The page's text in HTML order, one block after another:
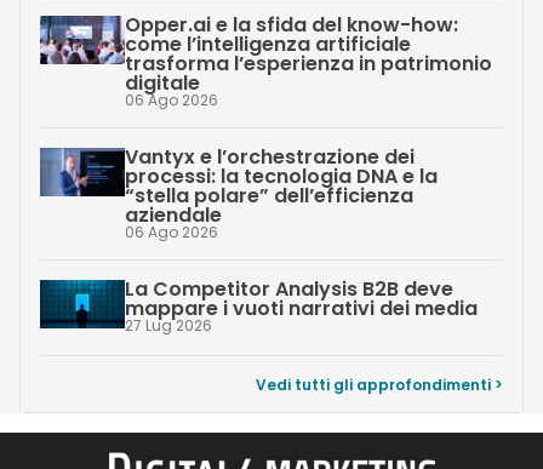
Opper.ai e la sfida del know-how:
come l’intelligenza artificiale
trasforma l’esperienza in patrimonio
digitale
06 Ago 2026
Vantyx e l’orchestrazione dei
processi: la tecnologia DNA e la
“stella polare” dell’efficienza
aziendale
06 Ago 2026
La Competitor Analysis B2B deve
mappare i vuoti narrativi dei media
27 Lug 2026
Vedi tutti gli approfondimenti >